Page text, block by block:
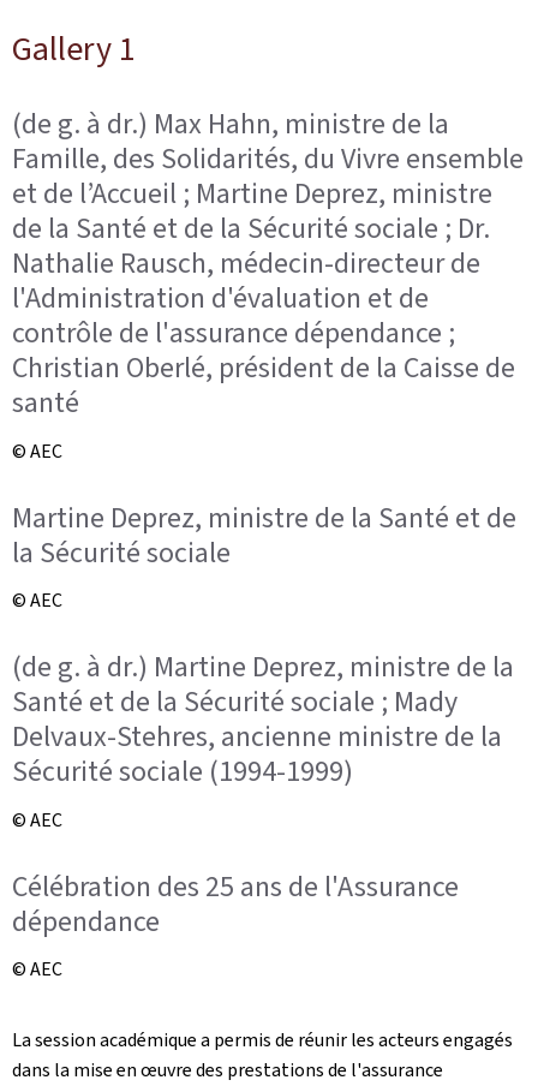
Gallery 1
(de g. à dr.) Max Hahn, ministre de la
Famille, des Solidarités, du Vivre ensemble
et de l’Accueil ; Martine Deprez, ministre
de la Santé et de la Sécurité sociale ; Dr.
Nathalie Rausch, médecin-directeur de
l'Administration d'évaluation et de
contrôle de l'assurance dépendance ;
Christian Oberlé, président de la Caisse de
santé
© AEC
Martine Deprez, ministre de la Santé et de
la Sécurité sociale
© AEC
(de g. à dr.) Martine Deprez, ministre de la
Santé et de la Sécurité sociale ; Mady
Delvaux-Stehres, ancienne ministre de la
Sécurité sociale (1994-1999)
© AEC
Célébration des 25 ans de l'Assurance
dépendance
© AEC
La session académique a permis de réunir les acteurs engagés
dans la mise en œuvre des prestations de l'assurance